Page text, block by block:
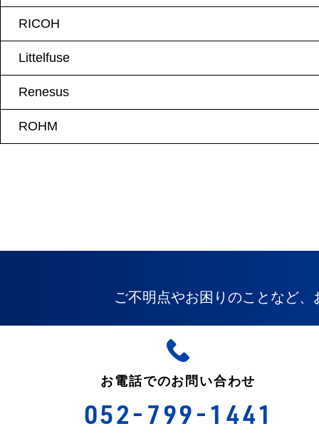
RICOH
Littelfuse
Renesus
ROHM
ご不明点やお困りのことなど
お電話でのお問い合わせ
052-799-1441